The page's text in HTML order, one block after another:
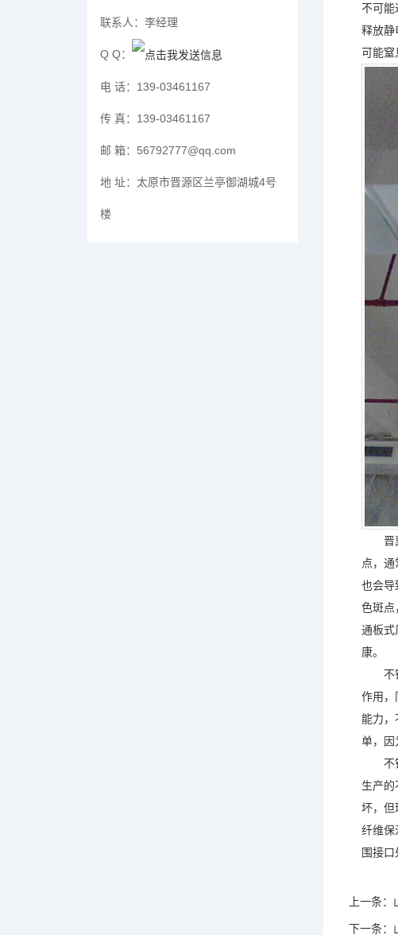
联系人： 李经理
Q Q：
电 话： 139-03461167
传 真： 139-03461167
邮 箱： 56792777@qq.com
地 址： 太原市晋源区兰亭御湖城4号
楼
不可能
释放静
可能窒
晋
点，
也会导
色斑点
通板式
康。
不
作用，
能力
单，因
不
生产
坏，但
纤维保
围接
上一条：
下一条：